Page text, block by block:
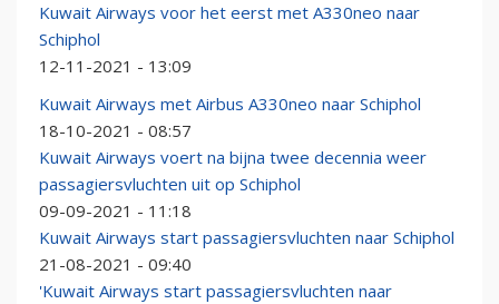
Kuwait Airways voor het eerst met A330neo naar
Schiphol
12-11-2021 - 13:09
Kuwait Airways met Airbus A330neo naar Schiphol
18-10-2021 - 08:57
Kuwait Airways voert na bijna twee decennia weer
passagiersvluchten uit op Schiphol
09-09-2021 - 11:18
Kuwait Airways start passagiersvluchten naar Schiphol
21-08-2021 - 09:40
'Kuwait Airways start passagiersvluchten naar